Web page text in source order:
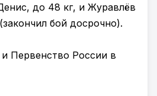
до 48 кг, и Журавлёв
бой досрочно).
Первенство России в